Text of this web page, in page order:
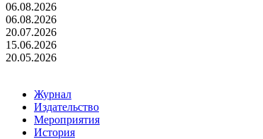
06.08.2026
06.08.2026
20.07.2026
15.06.2026
20.05.2026
Журнал
Издательство
Мероприятия
История